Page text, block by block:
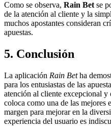
Como se observa, Rain Bet se
de la atención al cliente y la
muchos apostantes consideran
apuestas.
5. Conclusión
La aplicación Rain Betha
para los entusiastas de las
atención al cliente excepcional y
coloca como una de las mejores
margen para mejorar en la
experiencia del usuario es